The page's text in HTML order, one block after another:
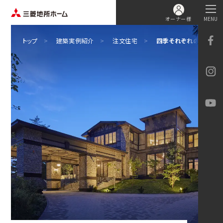
オーナー様 MENU
トップ 建築実例紹介 注文住宅 四季それぞれの景観が